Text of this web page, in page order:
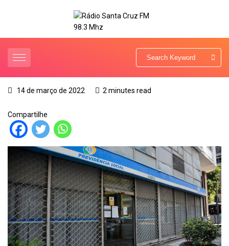
14 de março de 2022 2 minutes read
Compartilhe